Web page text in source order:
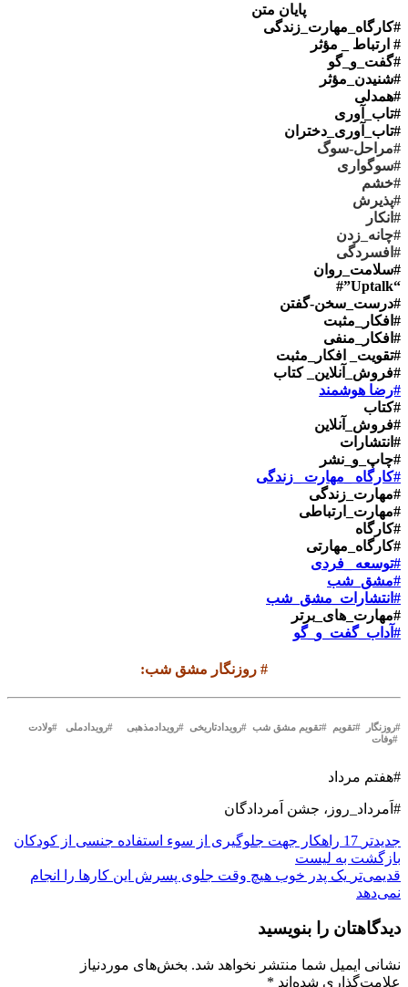
پایان متن
#کارگاه_مهارت_زندگی
# ارتباط _ مؤثر
#گفت_و_گو
#شنیدن_مؤثر
#همدلی
#تاب_آوری
#تاب_آوری_دختران
#مراحل-سوگ
#سوگواری
#خشم
#پذیرش
#انکار
#چانه_زدن
#افسردگی
#سلامت_روان
“Uptalk”#
#درست_سخن-گفتن
#افکار_مثبت
#افکار_منفی
#تقویت_ افکار_مثبت
#فروش_آنلاین_ کتاب
#رضا هوشمند
#کتاب
#فروش_آنلاین
#انتشارات
#چاپ_و_نشر
#کارگاه _مهارت _زندگی
#مهارت_زندگی
#مهارت_ارتباطی
#کارگاه
#کارگاه_مهارتی
#توسعه _فردی
#مشق_شب
#انتشارات_مشق_شب
#مهارت_های_برتر
#آداب_گفت_و_گو
# روزنگار مشق شب:
#روزنگار #تقویم #تقویم مشق شب #رویدادتاریخی #رویدادمذهبی #رویدادملی #ولادت
#وفات
#هفتم مرداد
#اَمرداد_روز، جشن اَمردادگان
جدیدتر 17 راهکار جهت جلوگیری از سوء استفاده جنسی از کودکان
بازگشت بە لیست
قدیمی‌تر یک پدر خوب هیچ وقت جلوی پسرش این کارها را انجام
نمی‌دهد
دیدگاهتان را بنویسید
نشانی ایمیل شما منتشر نخواهد شد. بخش‌های موردنیاز
علامت‌گذاری شده‌اند *